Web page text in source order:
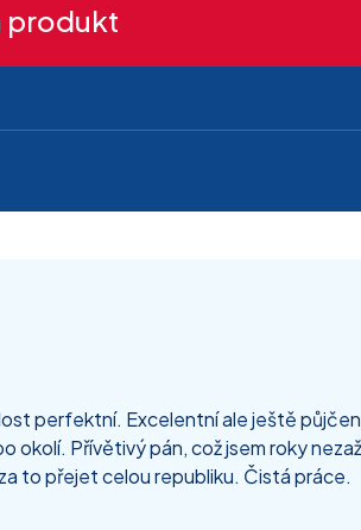
produkt
perfektní. Excelentní ale ještě
okolí. Přívětivý pán, což jsem roky
to přejet celou republiku. Čistá práce.